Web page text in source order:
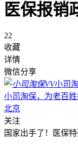
医保报销
22
收藏
详情
微信分享
小司
小司淘保，为老百
北京
关注
国家出手了！医保